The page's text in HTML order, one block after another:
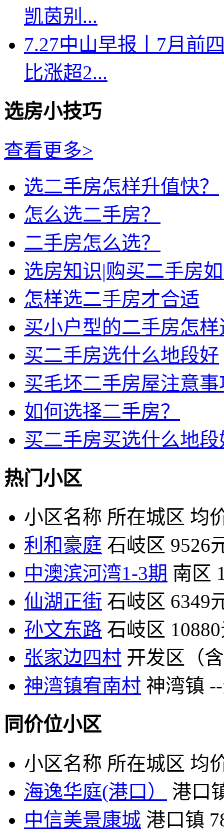
凯茵别...
7.27中山早报丨7月前
比涨超2...
选房小技巧
查看更多>
选二手房怎样升值快？
怎么选二手房？
二手房怎么选？
选房知识|购买二手房
怎样选二手房才合适
买小户型的二手房怎样
买二手房选什么地段好
买毛坯二手房屋注意事
如何选择二手房？
买二手房买选什么地段
热门小区
小区名称 所在城区 均
利和豪庭 石岐区 9526
中澳滨河湾1-3期 南区
仙湖正街 石岐区 6349
孙文东路 石岐区
张家边四村 开发区（
神湾镇宥南村 神湾镇
同价位小区
小区名称 所在城区 均
海逸华庭(港口）
港口
中信美景康城 港口镇